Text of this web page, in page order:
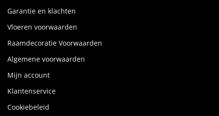
Garantie en klachten
Vloeren voorwaarden
Raamdecoratie Voorwaarden
Algemene voorwaarden
Mijn account
Klantenservice
Cookiebeleid